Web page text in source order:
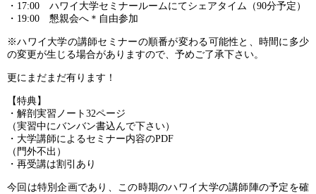
・17:00 ハワイ大学セミナールームにてシェアタイム（90分予定）
・19:00 懇親会へ＊自由参加
※ハワイ大学の講師セミナーの順番が変わる可能性と、時間に多少
の変更が生じる場合がありますので、予めご了承下さい。
更にまだまだ有ります！
【特典】
・解剖実習ノート32ページ
（実習中にバンバン書込んで下さい）
・大学講師によるセミナー内容のPDF
（門外不出）
・再受講は割引あり
今回は特別企画であり、この時期のハワイ大学の講師陣の予定を確